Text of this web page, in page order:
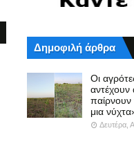
Δημοφιλή άρθρα
Οι
αντέχουν
μια
Δευτέρα,